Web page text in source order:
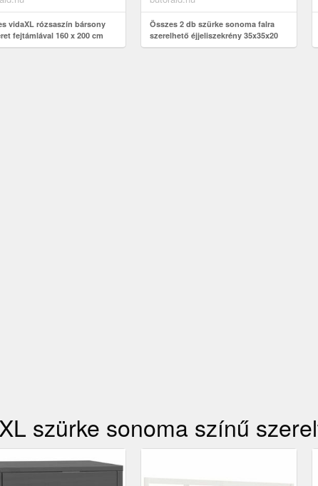
vidaXL rózsaszín bársony
fejtámlával 160 x 200 cm
Összes 2 db szürke sonoma falra
szerelhető éjjeliszekrény 35x35x20
cm
szürke sonoma színű